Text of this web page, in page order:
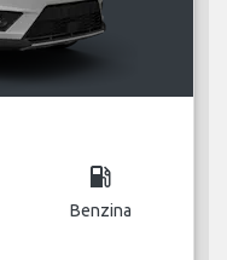
local_gas_station
Benzina